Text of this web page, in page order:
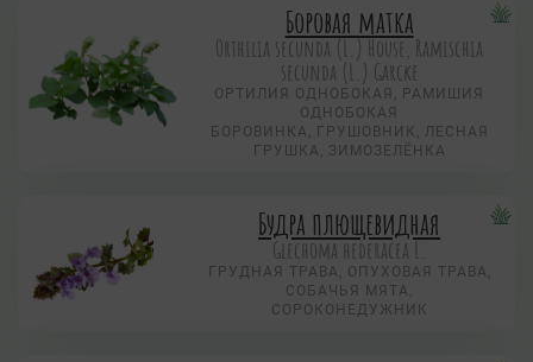
Боровая матка
Orthilia secunda (L.) House, Ramischia
secunda (L.) Garсke
ОРТИЛИЯ ОДНОБОКАЯ, РАМИШИЯ
ОДНОБОКАЯ
БОРОВИНКА, ГРУШОВНИК, ЛЕСНАЯ
ГРУШКА, ЗИМОЗЕЛЁНКА
Будра плющевидная
Glechoma hederacea L.
ГРУДНАЯ ТРАВА, ОПУХОВАЯ ТРАВА,
СОБАЧЬЯ МЯТА,
СОРОКОНЕДУЖНИК